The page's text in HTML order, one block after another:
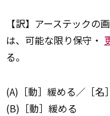
【訳】アーステックの
は、可能な限り保守・
る。
(A)［動］緩める／［名
(B)［動］緩める